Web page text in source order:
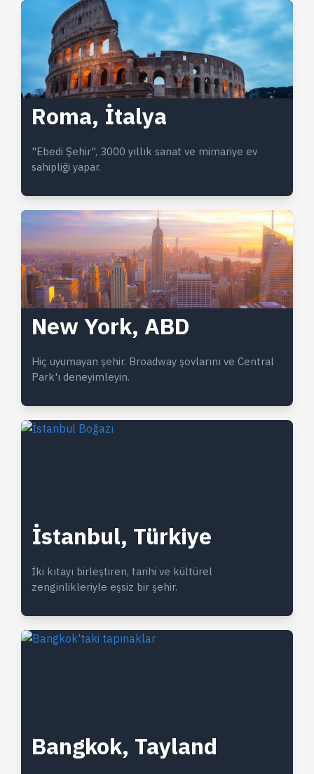
Roma, İtalya
"Ebedi Şehir", 3000 yıllık sanat ve mimariye ev
sahipliği yapar.
New York, ABD
Hiç uyumayan şehir. Broadway şovlarını ve Central
Park'ı deneyimleyin.
İstanbul, Türkiye
İki kıtayı birleştiren, tarihi ve kültürel
zenginlikleriyle eşsiz bir şehir.
Bangkok, Tayland